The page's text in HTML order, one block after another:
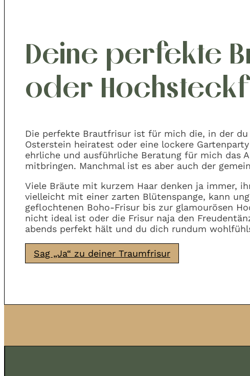
Deine perfekte
oder
Die perfekte Brautfrisur ist für mich die, in der
Osterstein heiratest oder eine lockere
ehrliche und ausführliche Beratung für mich das
mitbringen. Manchmal ist es aber auch der
Viele Bräute mit kurzem Haar denken ja immer,
vielleicht mit einer zarten Blütenspange, kann
geflochtenen Boho-Frisur bis zur glamourösen
nicht ideal ist oder die Frisur naja den
abends perfekt hält und du dich rundum
Sag „Ja“ zu deiner Traumfrisur